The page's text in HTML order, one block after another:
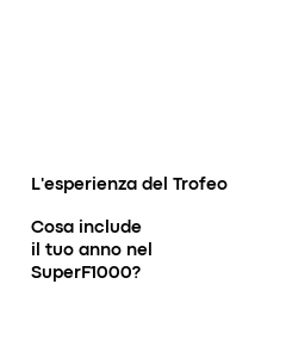
L'esperienza del Trofeo
Cosa include
il tuo anno nel
SuperF1000?